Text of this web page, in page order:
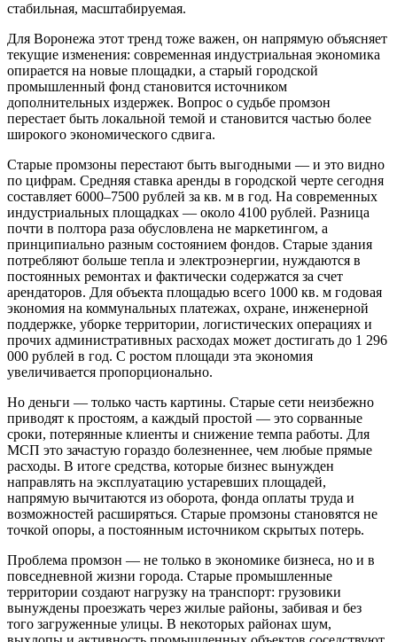
стабильная, масштабируемая.
Для Воронежа этот тренд тоже важен, он напрямую объясняет
текущие изменения: современная индустриальная экономика
опирается на новые площадки, а старый городской
промышленный фонд становится источником
дополнительных издержек. Вопрос о судьбе промзон
перестает быть локальной темой и становится частью более
широкого экономического сдвига.
Старые промзоны перестают быть выгодными — и это видно
по цифрам. Средняя ставка аренды в городской черте сегодня
составляет 6000–7500 рублей за кв. м в год. На современных
индустриальных площадках — около 4100 рублей. Разница
почти в полтора раза обусловлена не маркетингом, а
принципиально разным состоянием фондов. Старые здания
потребляют больше тепла и электроэнергии, нуждаются в
постоянных ремонтах и фактически содержатся за счет
арендаторов. Для объекта площадью всего 1000 кв. м годовая
экономия на коммунальных платежах, охране, инженерной
поддержке, уборке территории, логистических операциях и
прочих административных расходах может достигать до 1 296
000 рублей в год. С ростом площади эта экономия
увеличивается пропорционально.
Но деньги — только часть картины. Старые сети неизбежно
приводят к простоям, а каждый простой — это сорванные
сроки, потерянные клиенты и снижение темпа работы. Для
МСП это зачастую гораздо болезненнее, чем любые прямые
расходы. В итоге средства, которые бизнес вынужден
направлять на эксплуатацию устаревших площадей,
напрямую вычитаются из оборота, фонда оплаты труда и
возможностей расширяться. Старые промзоны становятся не
точкой опоры, а постоянным источником скрытых потерь.
Проблема промзон — не только в экономике бизнеса, но и в
повседневной жизни города. Старые промышленные
территории создают нагрузку на транспорт: грузовики
вынуждены проезжать через жилые районы, забивая и без
того загруженные улицы. В некоторых районах шум,